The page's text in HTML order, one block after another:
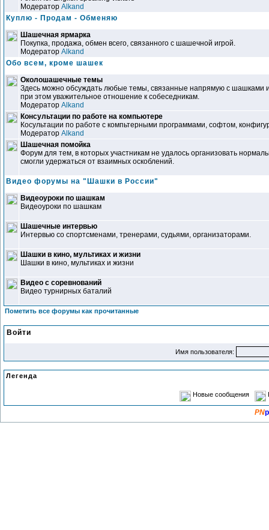
Модератор Alkand
Куплю - Продам - Обменяю
Шашечная ярмарка
Покупка, продажа, обмен всего, связанного с шашечной игрой.
Модератор Alkand
Обо всем, кроме шашек
Околошашечные темы
Здесь можно обсуждать любые темы, связанные напрямую с шашками
при этом уважительное отношение к собеседникам.
Модератор Alkand
Консультации по работе на компьютере
Косультации по работе с компьтерными программами, софтом,
Модератор Alkand
Шашечная помойка
Форум для тем, в которых участникам не удалось организовать
смогли удержаться от взаимных оскоблений.
Видео форумы на "Шашки в России"
Видеоуроки по шашкам
Видеоуроки по шашкам
Шашечные интервью
Интервью со спортсменами, тренерами, судьями, организаторами.
Шашки в кино, мультиках и жизни
Шашки в кино, мультиках и жизни
Видео с соревнований
Видео турнирных баталий
Пометить все форумы как прочитанные
Войти
Имя пользователя:
Легенда
Новые сообщения
PN